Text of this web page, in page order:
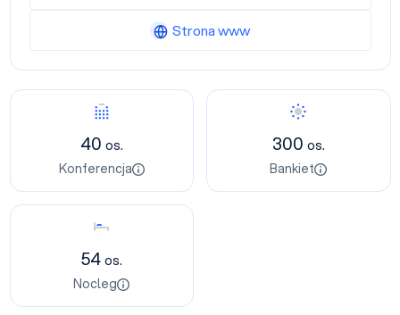
Konferencja
40 os.
Konferencja
Bankiet
300 os.
Bankiet
Nocleg
54os.
Nocleg
Strona www